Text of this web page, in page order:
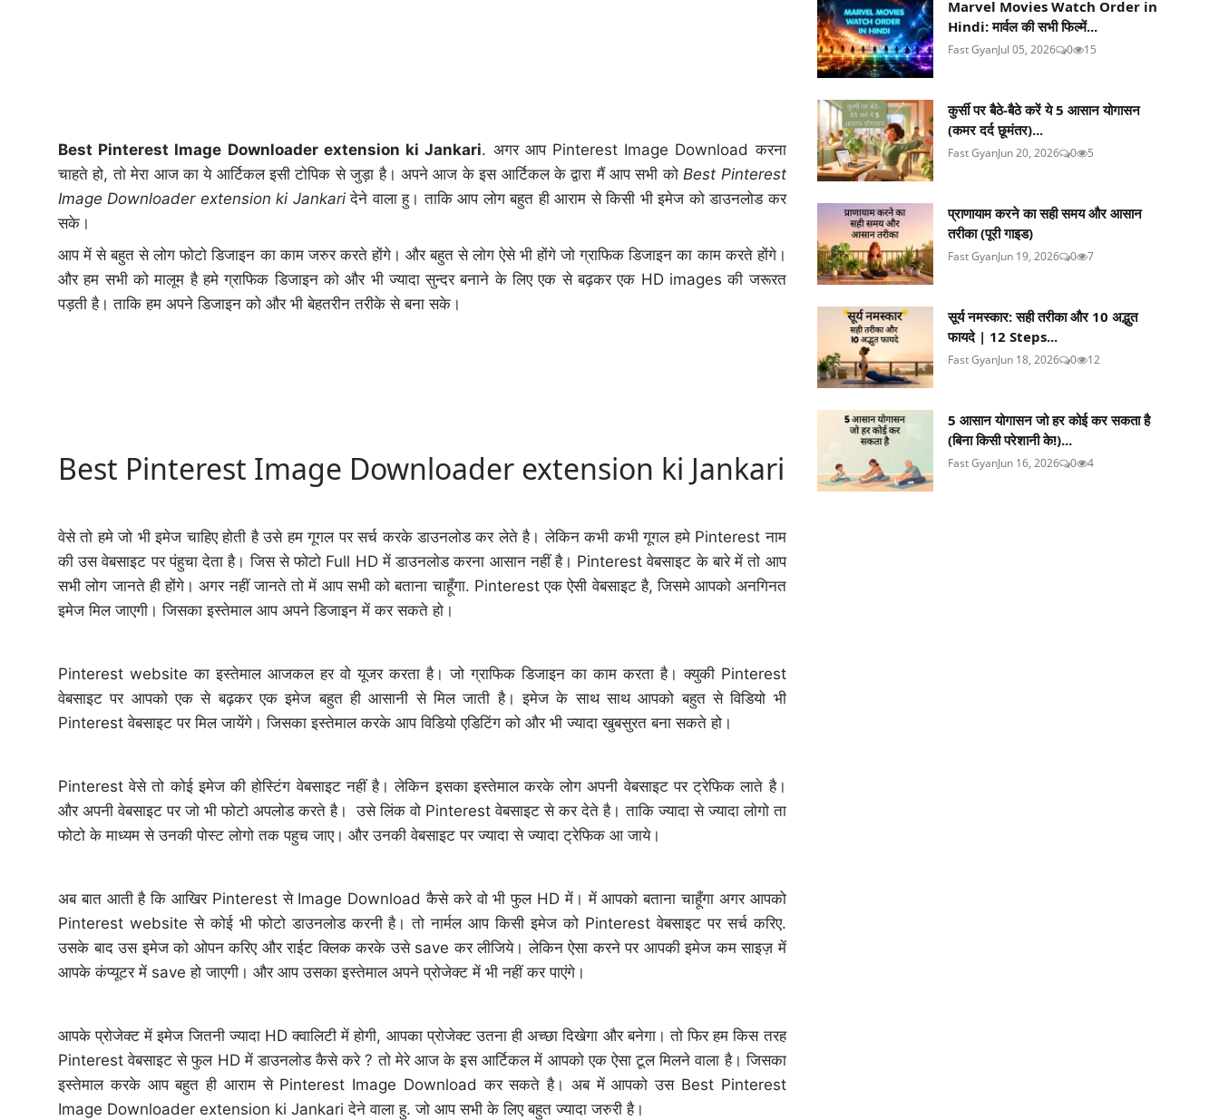
Best Pinterest Image Downloader extension ki Jankari. अगर आप Pinterest Image Download करना
चाहते हो, तो मेरा आज का ये आर्टिकल इसी टोपिक से जुड़ा है। अपने आज के इस आर्टिकल के द्वारा मैं आप सभी कोBest Pinterest
Image Downloader extension ki Jankariदेने वाला हु। ताकि आप लोग बहुत ही आराम से किसी भी इमेज को डाउनलोड कर
सके।
आप में से बहुत से लोग फोटो डिजाइन का काम जरुर करते होंगे। और बहुत से लोग ऐसे भी होंगे जो ग्राफिक डिजाइन का काम करते होंगे।
और हम सभी को मालूम है हमे ग्राफिक डिजाइन को और भी ज्यादा सुन्दर बनाने के लिए एक से बढ़कर एक HD images की जरूरत
पड़ती है। ताकि हम अपने डिजाइन को और भी बेहतरीन तरीके से बना सके।
Best Pinterest Image Downloader extension ki Jankari
वेसे तो हमे जो भी इमेज चाहिए होती है उसे हम गूगल पर सर्च करके डाउनलोड कर लेते है। लेकिन कभी कभी गूगल हमे Pinterest नाम
की उस वेबसाइट पर पंहुचा देता है। जिस से फोटो Full HD में डाउनलोड करना आसान नहीं है। Pinterest वेबसाइट के बारे में तो आप
सभी लोग जानते ही होंगे। अगर नहीं जानते तो में आप सभी को बताना चाहूँगा. Pinterest एक ऐसी वेबसाइट है, जिसमे आपको अनगिनत
इमेज मिल जाएगी। जिसका इस्तेमाल आप अपने डिजाइन में कर सकते हो।
Pinterest website का इस्तेमाल आजकल हर वो यूजर करता है। जो ग्राफिक डिजाइन का काम करता है। क्युकी Pinterest
वेबसाइट पर आपको एक से बढ़कर एक इमेज बहुत ही आसानी से मिल जाती है। इमेज के साथ साथ आपको बहुत से विडियो भी
Pinterest वेबसाइट पर मिल जायेंगे। जिसका इस्तेमाल करके आप विडियो एडिटिंग को और भी ज्यादा खुबसुरत बना सकते हो।
Pinterest वेसे तो कोई इमेज की होस्टिंग वेबसाइट नहीं है। लेकिन इसका इस्तेमाल करके लोग अपनी वेबसाइट पर ट्रेफिक लाते है।
और अपनी वेबसाइट पर जो भी फोटो अपलोड करते है। उसे लिंक वो Pinterest वेबसाइट से कर देते है। ताकि ज्यादा से ज्यादा लोगो ता
फोटो के माध्यम से उनकी पोस्ट लोगो तक पहुच जाए। और उनकी वेबसाइट पर ज्यादा से ज्यादा ट्रेफिक आ जाये।
अब बात आती है कि आखिर Pinterest से Image Download कैसे करे वो भी फुल HD में। में आपको बताना चाहूँगा अगर आपको
Pinterest website से कोई भी फोटो डाउनलोड करनी है। तो नार्मल आप किसी इमेज को Pinterest वेबसाइट पर सर्च करिए.
उसके बाद उस इमेज को ओपन करिए और राईट क्लिक करके उसे save कर लीजिये। लेकिन ऐसा करने पर आपकी इमेज कम साइज़ में
आपके कंप्यूटर में save हो जाएगी। और आप उसका इस्तेमाल अपने प्रोजेक्ट में भी नहीं कर पाएंगे।
आपके प्रोजेक्ट में इमेज जितनी ज्यादा HD क्वालिटी में होगी, आपका प्रोजेक्ट उतना ही अच्छा दिखेगा और बनेगा। तो फिर हम किस तरह
Pinterest वेबसाइट से फुल HD में डाउनलोड कैसे करे ? तो मेरे आज के इस आर्टिकल में आपको एक ऐसा टूल मिलने वाला है। जिसका
इस्तेमाल करके आप बहुत ही आराम से Pinterest Image Download कर सकते है। अब में आपको उस Best Pinterest
Image Downloader extension ki Jankari देने वाला हु. जो आप सभी के लिए बहुत ज्यादा जरुरी है।
Marvel Movies Watch Order in
Hindi: मार्वल की सभी फिल्में...
Fast GyanJul 05, 2026 0 15
कुर्सी पर बैठे-बैठे करें ये 5 आसान योगासन
(कमर दर्द छूमंतर)...
Fast GyanJun 20, 2026 0 5
प्राणायाम करने का सही समय और आसान
तरीका (पूरी गाइड)
Fast GyanJun 19, 2026 0 7
सूर्य नमस्कार: सही तरीका और 10 अद्भुत
फायदे | 12 Steps...
Fast GyanJun 18, 2026 0 12
5 आसान योगासन जो हर कोई कर सकता है
(बिना किसी परेशानी के!)...
Fast GyanJun 16, 2026 0 4